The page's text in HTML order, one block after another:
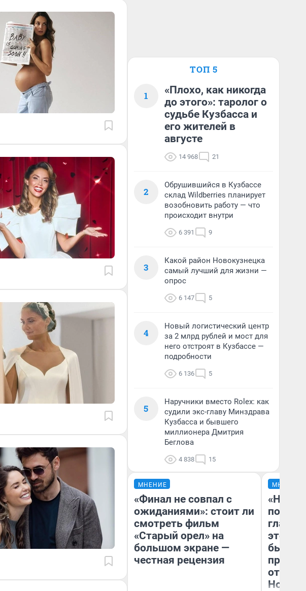
ТОП 5
1
«Плохо, как никогда
до этого»: таролог о
судьбе Кузбасса и
его жителей в
августе
14 968 21
2
Обрушившийся в Кузбассе
склад Wildberries планирует
возобновить работу — что
происходит внутри
6 391 9
3
Какой район Новокузнецка
самый лучший для жизни —
опрос
6 147 5
4
Новый логистический центр
за 2 млрд рублей и мост для
него отстроят в Кузбассе —
подробности
6 136 5
5
Наручники вместо Rolex: как
судили экс-главу Минздрава
Кузбасса и бывшего
миллионера Дмитрия
Беглова
4 838 15
МНЕНИЕ
«Финал не совпал с
ожиданиями»: стоит ли
смотреть фильм
«Старый орел» на
большом экране —
честная рецензия
МНЕНИЕ
этого
бьет
отзыв
Нолана